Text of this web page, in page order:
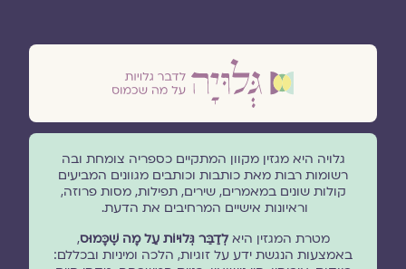
גלויה היא מגזין מקוון המתקיים כספריה צומחת ובה
רשומות רבות מאת כותבות וכותבים מגוונים המביעים
קולות שונים במאמרים, שירים, תפילות, מסות פרוזה,
וראיונות אישיים המרחיבים את הדעת.
מטרת המגזין היאלְדַבֵּר גְּלוּיוֹת עַל מָה שֶׁכָּמוּס,
באמצעות הנגשת ידע על זוגיות, הלכה ומיניות ובכללם: